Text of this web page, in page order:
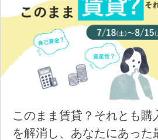
このまま賃貸？それとも購
を解消し、あなたにあった